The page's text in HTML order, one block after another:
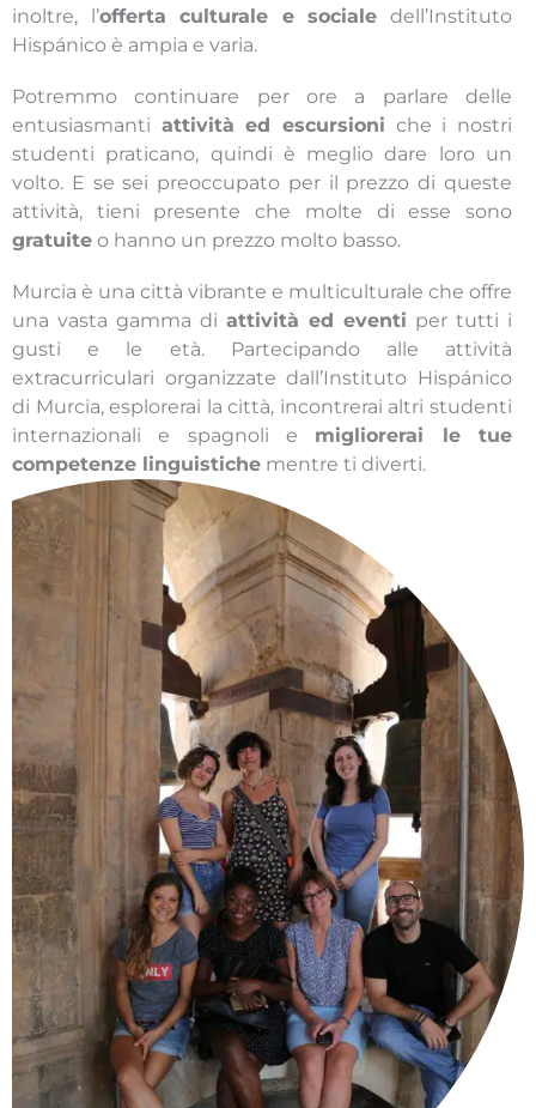
inoltre, l’offerta culturale e sociale dell’Instituto
Hispánico è ampia e varia.
Potremmo continuare per ore a parlare delle
entusiasmanti attività ed escursioni che i nostri
studenti praticano, quindi è meglio dare loro un
volto. E se sei preoccupato per il prezzo di queste
attività, tieni presente che molte di esse sono
gratuite o hanno un prezzo molto basso.
Murcia è una città vibrante e multiculturale che offre
una vasta gamma di attività ed eventi per tutti i
gusti e le età. Partecipando alle attività
extracurriculari organizzate dall’Instituto Hispánico
di Murcia, esplorerai la città, incontrerai altri studenti
internazionali e spagnoli e migliorerai le tue
competenze linguistiche mentre ti diverti.